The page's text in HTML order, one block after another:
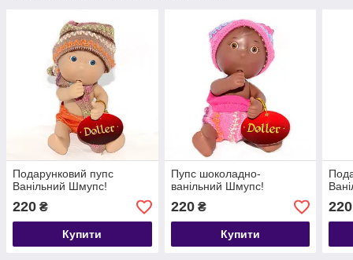
Подарунковий пупс
Ванільний Шмупс!
220 ₴
Купити
Пупс шоколадно-
ванільний Шмупс!
220₴
Купити
220